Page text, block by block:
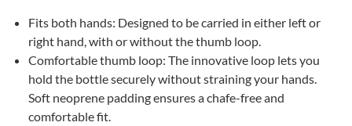
Fits both hands: Designed to be carried in either left or
right hand, with or without the thumb loop.
Comfortable thumb loop: The innovative loop lets you
hold the bottle securely without straining your hands.
Soft neoprene padding ensures a chafe-free and
comfortable fit.